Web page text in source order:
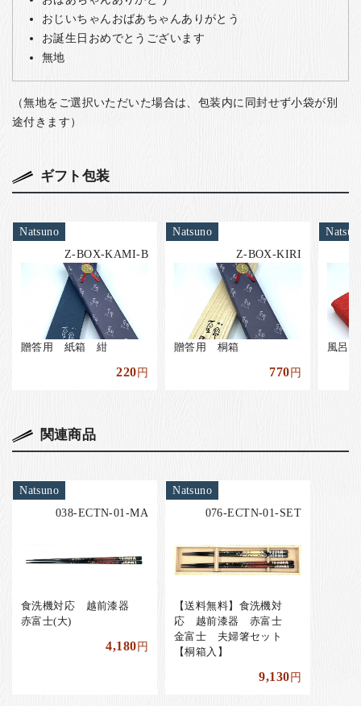
おじいちゃんおばあちゃんありがとう
お誕生日おめでとうございます
無地
（無地をご選択いただいた場合は、包装内に同封せず小袋が別
途付きます）
ギフト包装
Natsuno
Z-BOX-KAMI-B
贈答用 紙箱 紺
220円
Natsuno
Z-BOX-KIRI
贈答用 桐箱
770円
風呂
関連商品
Natsuno
038-ECTN-01-MA
食洗機対応 越前漆器
赤富士(大)
4,180円
Natsuno
076-ECTN-01-SET
【送料無料】食洗機対
応 越前漆器 赤富士
金富士 夫婦箸セット
【桐箱入】
9,130円